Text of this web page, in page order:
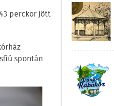
perckor jött
spontán